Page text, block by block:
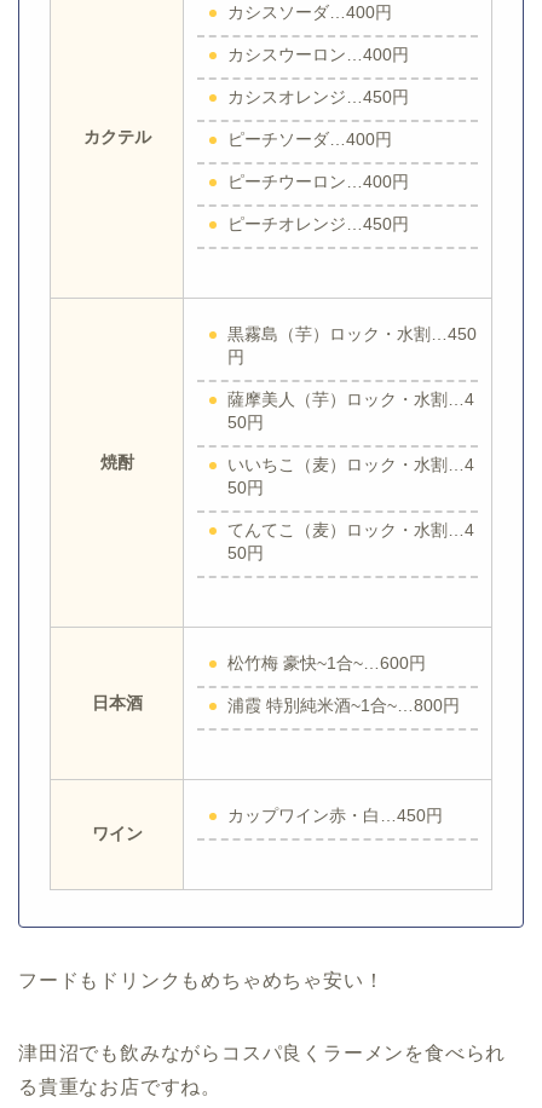
カクテル
カシスソーダ…400円
カシスウーロン…400円
カシスオレンジ…450円
ピーチソーダ…400円
ピーチウーロン…400円
ピーチオレンジ…450円
焼酎
黒霧島（芋）ロック・水割…450
円
薩摩美人（芋）ロック・水割…4
50円
いいちこ（麦）ロック・水割…4
50円
てんてこ（麦）ロック・水割…4
50円
日本酒
松竹梅 豪快~1合~…600円
浦霞 特別純米酒~1合~…800円
ワイン
カップワイン赤・白…450円
フードもドリンクもめちゃめちゃ安い！
津田沼でも飲みながらコスパ良くラーメンを食べられ
る貴重なお店ですね。